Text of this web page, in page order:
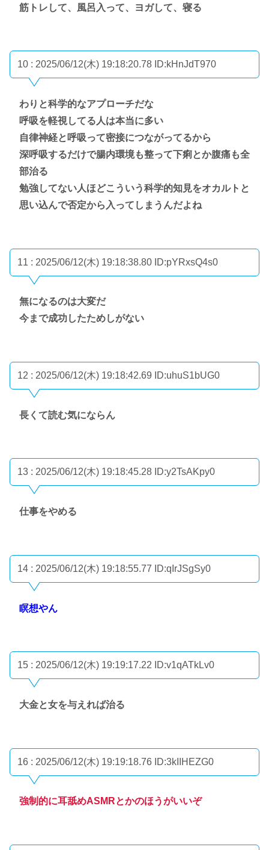
筋トレして、風呂入って、ヨガして、寝る
10 : 2025/06/12(木) 19:18:20.78 ID:kHnJdT970
わりと科学的なアプローチだな
呼吸を軽視してる人は本当に多い
自律神経と呼吸って密接につながってるから
深呼吸するだけで腸内環境も整って下痢とか腹痛も全
部治る
勉強してない人ほどこういう科学的知見をオカルトと
思い込んで否定から入ってしまうんだよね
11 : 2025/06/12(木) 19:18:38.80 ID:pYRxsQ4s0
無になるのは大変だ
今まで成功したためしがない
12 : 2025/06/12(木) 19:18:42.69 ID:uhuS1bUG0
長くて読む気にならん
13 : 2025/06/12(木) 19:18:45.28 ID:y2TsAKpy0
仕事をやめる
14 : 2025/06/12(木) 19:18:55.77 ID:qIrJSgSy0
瞑想やん
15 : 2025/06/12(木) 19:19:17.22 ID:v1qATkLv0
大金と女を与えれば治る
16 : 2025/06/12(木) 19:19:18.76 ID:3kIIHEZG0
強制的に耳舐めASMRとかのほうがいいぞ